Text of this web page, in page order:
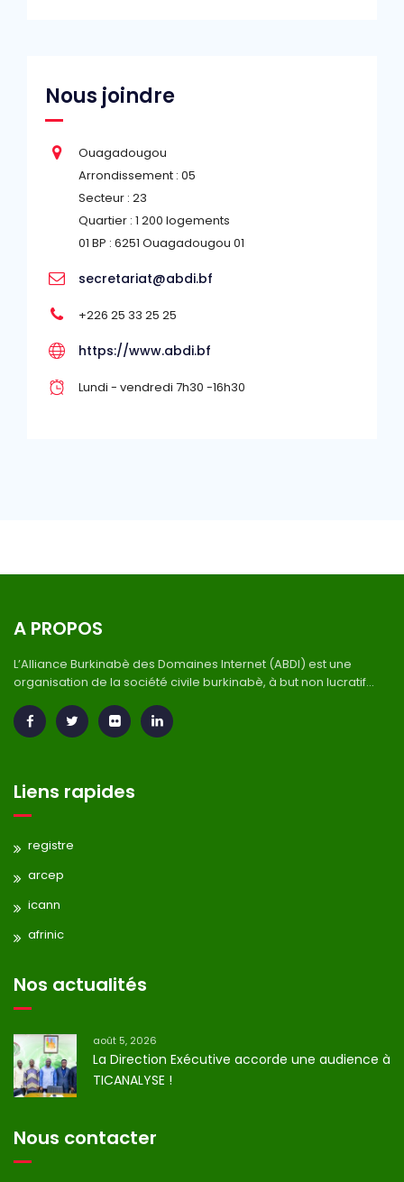
Nous joindre
Ouagadougou
Arrondissement : 05
Secteur : 23
Quartier : 1 200 logements
01 BP : 6251 Ouagadougou 01
secretariat@abdi.bf
+226 25 33 25 25
https://www.abdi.bf
Lundi - vendredi 7h30 -16h30
A PROPOS
L’Alliance Burkinabè des Domaines Internet (ABDI) est une
organisation de la société civile burkinabè, à but non lucratif...
Liens rapides
registre
arcep
icann
afrinic
Nos actualités
août 5, 2026
La Direction Exécutive accorde une audience à
TICANALYSE !
Nous contacter